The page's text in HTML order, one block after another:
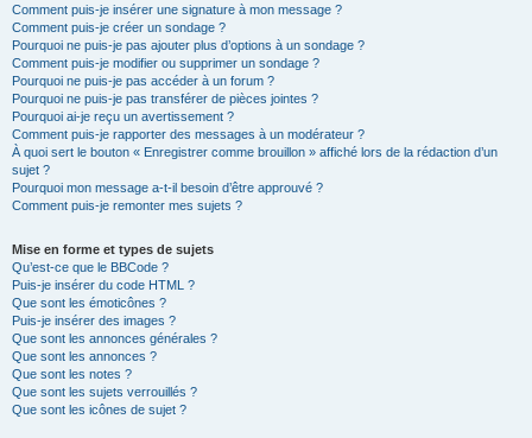
Comment puis-je insérer une signature à mon message ?
Comment puis-je créer un sondage ?
Pourquoi ne puis-je pas ajouter plus d’options à un sondage ?
Comment puis-je modifier ou supprimer un sondage ?
Pourquoi ne puis-je pas accéder à un forum ?
Pourquoi ne puis-je pas transférer de pièces jointes ?
Pourquoi ai-je reçu un avertissement ?
Comment puis-je rapporter des messages à un modérateur ?
À quoi sert le bouton « Enregistrer comme brouillon » affiché lors de la rédaction d’un
sujet ?
Pourquoi mon message a-t-il besoin d’être approuvé ?
Comment puis-je remonter mes sujets ?
Mise en forme et types de sujets
Qu’est-ce que le BBCode ?
Puis-je insérer du code HTML ?
Que sont les émoticônes ?
Puis-je insérer des images ?
Que sont les annonces générales ?
Que sont les annonces ?
Que sont les notes ?
Que sont les sujets verrouillés ?
Que sont les icônes de sujet ?